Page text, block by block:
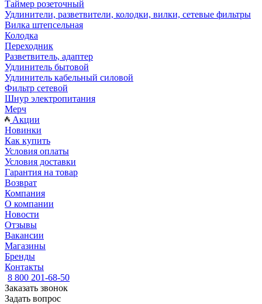
Таймер розеточный
Удлинители, разветвители, колодки, вилки, сетевые фильтры
Вилка штепсельная
Колодка
Переходник
Разветвитель, адаптер
Удлинитель бытовой
Удлинитель кабельный силовой
Фильтр сетевой
Шнур электропитания
Мерч
Акции
Новинки
Как купить
Условия оплаты
Условия доставки
Гарантия на товар
Возврат
Компания
О компании
Новости
Отзывы
Вакансии
Магазины
Бренды
Контакты
8 800 201-68-50
Заказать звонок
Задать вопрос